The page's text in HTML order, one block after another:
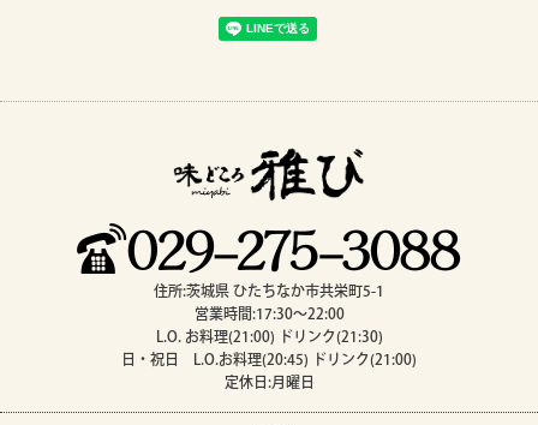
住所:茨城県 ひたちなか市共栄町5-1
営業時間:17:30～22:00
L.O. お料理(21:00) ドリンク(21:30)
日・祝日 L.O.お料理(20:45) ドリンク(21:00)
定休日:月曜日